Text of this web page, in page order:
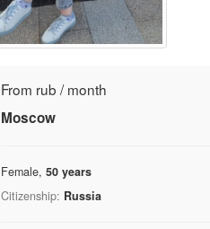
From rub / month
Moscow
Female, 50 years
Citizenship: Russia